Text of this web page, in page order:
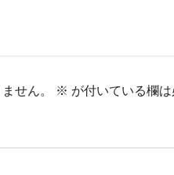
せん。 ※ が付いている欄